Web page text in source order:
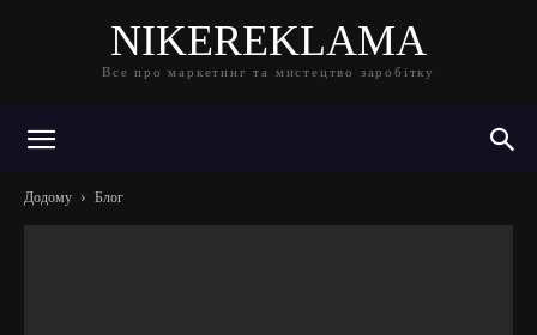
NIKEREKLAMA
Все про маркетинг та мистецтво заробітку
Додому Блог